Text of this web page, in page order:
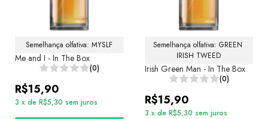
Semelhança olfativa: MYSLF
Me and I - In The Box
(0)
R$15,90
3 x de R$5,30 sem juros
Semelhança olfativa: GREEN
IRISH TWEED
Irish Green Man - In The Box
(0)
R$15,90
3 x de R$5,30 sem juros